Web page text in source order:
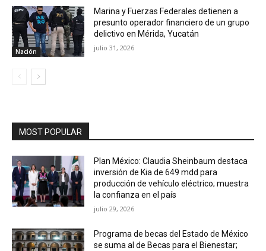
Nación
Marina y Fuerzas Federales detienen a
presunto operador financiero de un grupo
delictivo en Mérida, Yucatán
julio 31, 2026
MOST POPULAR
Plan México: Claudia Sheinbaum destaca
inversión de Kia de 649 mdd para
producción de vehículo eléctrico; muestra
la confianza en el país
julio 29, 2026
Programa de becas del Estado de México
se suma al de Becas para el Bienestar;